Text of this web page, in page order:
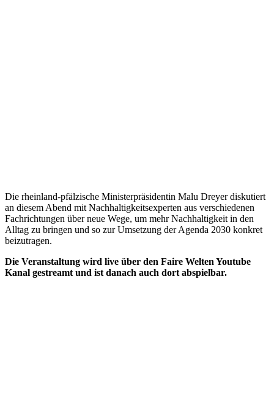
Die rheinland-pfälzische Ministerpräsidentin Malu Dreyer diskutiert
an diesem Abend mit Nachhaltigkeitsexperten aus verschiedenen
Fachrichtungen über neue Wege, um mehr Nachhaltigkeit in den
Alltag zu bringen und so zur Umsetzung der Agenda 2030 konkret
beizutragen.
Die Veranstaltung wird live über den Faire Welten Youtube
Kanal gestreamt und ist danach auch dort abspielbar.